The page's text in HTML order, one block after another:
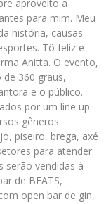
aproveito a
para mim. Meu
história, causas
Tô feliz e
Anitta. O evento,
360 graus,
e o público.
por um line up
gêneros
piseiro, brega, axé
para atender
serão vendidas à
de BEATS,
open bar de gin,